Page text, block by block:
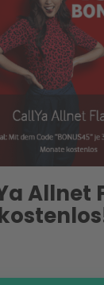
Allnet